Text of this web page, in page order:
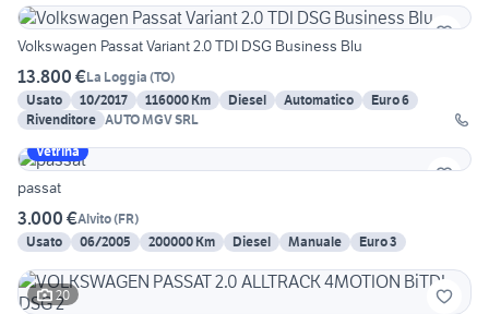
Volkswagen Passat Variant 2.0 TDI DSG Business Blu
13.800 €La Loggia (TO)
Usato
10/2017 116000 Km Diesel Automatico
Euro 6
Rivenditore AUTO MGV SRL
Vetrina
passat
3.000 €Alvito(FR)
Usato
06/2005 200000 Km Diesel Manuale Euro 3
20